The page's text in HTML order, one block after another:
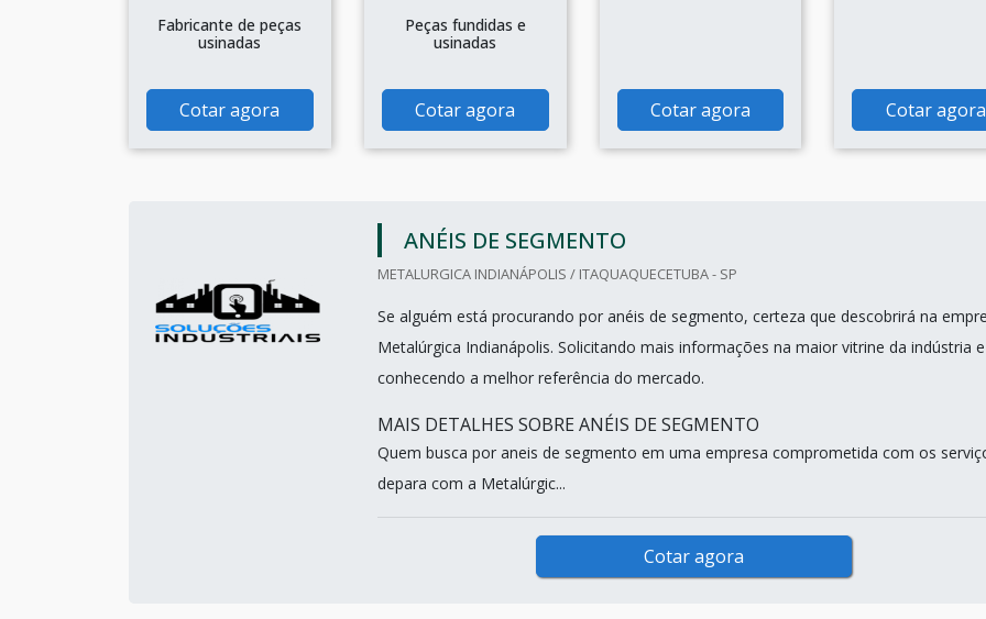
Fabricante de peças
usinadas
Cotar agora
Peças fundidas e
usinadas
Cotar agora Cotar agora Cotar agora
ANÉIS DE SEGMENTO
METALURGICA INDIANÁPOLIS / ITAQUAQUECETUBA - SP
Se alguém está procurando por anéis de segmento, certeza que descobrirá na
Metalúrgica Indianápolis. Solicitando mais informações na maior vitrine da indústria e
conhecendo a melhor referência do mercado.
MAIS DETALHES SOBRE ANÉIS DE SEGMENTO
Quem busca por aneis de segmento em uma empresa comprometida com os
depara com a Metalúrgic...
Cotar agora